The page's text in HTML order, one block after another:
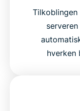
Tilkoblingen
hverken